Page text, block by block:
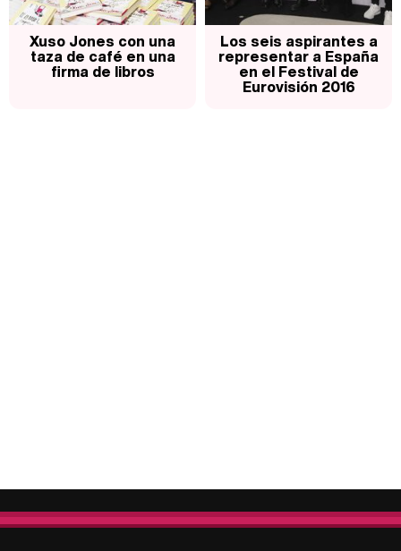
Xuso Jones con una
taza de café en una
firma de libros
Los seis aspirantes a
representar a España
en el Festival de
Eurovisión 2016